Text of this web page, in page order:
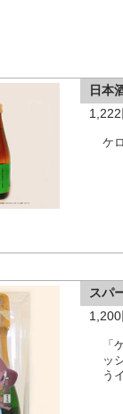
日本
ケ
スパ
「
ッ
う